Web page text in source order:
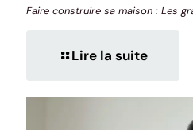
Faire construire sa maison : Les
Lire la suite